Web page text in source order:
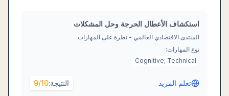
استكشاف الأعطال الحرجة وحل المشكلات
المنتدى الاقتصادي العالمي - نظرة على المهارات
نوع المهارات:
Cognitive; Technical
تعلم المزيد النتيجة: 9/10